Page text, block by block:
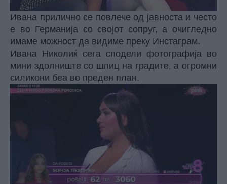
Ивана прилично се повлече од јавноста и често
е во Германија со својот сопруг, а очигледно
имаме можност да видиме преку Инстаграм.
Ивана Николиќ сега сподели фотографија во
мини здолниште со шлиц на градите, а огромни
силикони беа во преден план.